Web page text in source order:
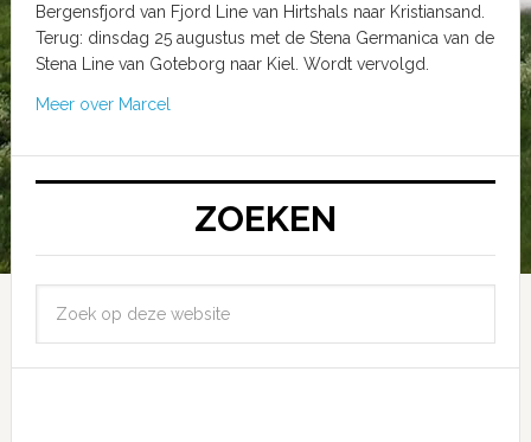
Bergensfjord van Fjord Line van Hirtshals naar Kristiansand.
Terug: dinsdag 25 augustus met de Stena Germanica van de
Stena Line van Goteborg naar Kiel. Wordt vervolgd.
Meer over Marcel
ZOEKEN